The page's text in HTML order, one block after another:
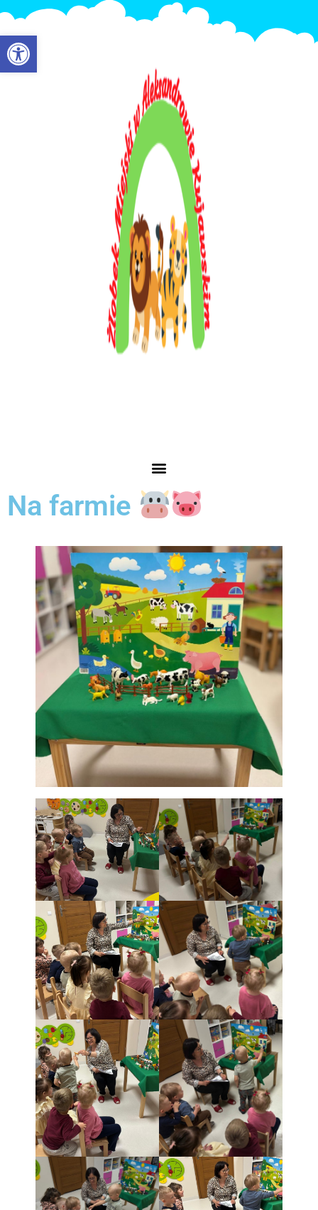
Otwórz pasek narzędzi
Na farmie